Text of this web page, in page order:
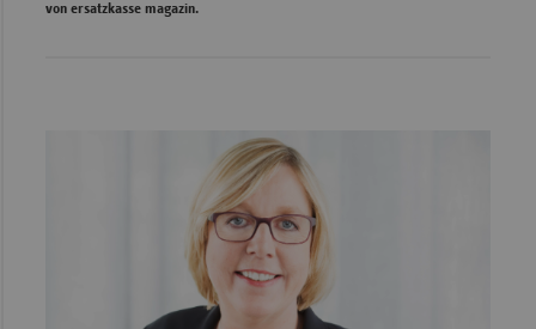
von ersatzkasse magazin.